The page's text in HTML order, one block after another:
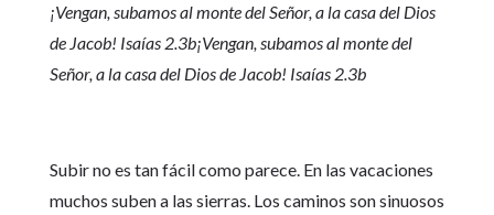
¡Vengan, subamos al monte del Señor, a la casa del Dios
de Jacob! Isaías 2.3b¡Vengan, subamos al monte del
Señor, a la casa del Dios de Jacob! Isaías 2.3b
Subir no es tan fácil como parece. En las vacaciones
muchos suben a las sierras. Los caminos son sinuosos